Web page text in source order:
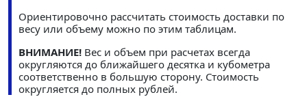
Ориентировочно рассчитать стоимость доставки по
весу или объему можно по этим таблицам.
ВНИМАНИЕ! Вес и объем при расчетах всегда
округляются до ближайшего десятка и кубометра
соответственно в большую сторону. Стоимость
округляется до полных рублей.